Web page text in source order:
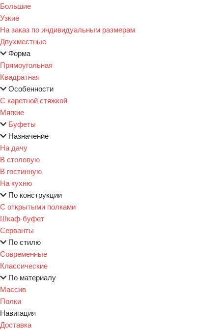
Большие
Узкие
На заказ по индивидуальным размерам
Двухместные
Форма
Прямоугольная
Квадратная
Особенности
С каретной стяжкой
Мягкие
Буфеты
Назначение
На дачу
В столовую
В гостинную
На кухню
По конструкции
С открытыми полками
Шкаф-буфет
Серванты
По стилю
Современные
Классические
По материалу
Массив
Полки
Навигация
Доставка